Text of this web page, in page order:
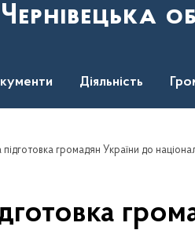
Чернівецька
Діяльність
підготовка громадян України до